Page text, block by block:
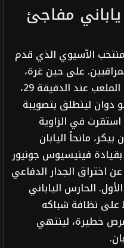
مفاجئ
الآسيوي الذي قدم
على حين غرة،
نجح كايشو سانو في كسر جمود الملعب عند الدقيقة 29،
دوان لينطلق بتصويبة
في الزاوية
مانحاً اليابان
بقيادة فينيسيوس جونيور
اختراق الجدار الدفاعي
الحارس الياباني
على نظافة شباكه
خطيرة، لينتهي